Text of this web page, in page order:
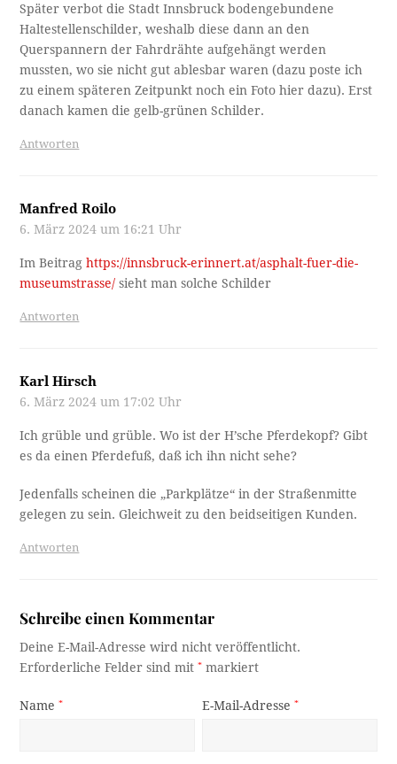
Später verbot die Stadt Innsbruck bodengebundene
Haltestellenschilder, weshalb diese dann an den
Querspannern der Fahrdrähte aufgehängt werden
mussten, wo sie nicht gut ablesbar waren (dazu poste ich
zu einem späteren Zeitpunkt noch ein Foto hier dazu). Erst
danach kamen die gelb-grünen Schilder.
Antworten
Manfred Roilo
6. März 2024 um 16:21 Uhr
Im Beitraghttps://innsbruck-erinnert.at/asphalt-fuer-die-
museumstrasse/ sieht man solche Schilder
Antworten
Karl Hirsch
6. März 2024 um 17:02 Uhr
Ich grüble und grüble. Wo ist der H’sche Pferdekopf? Gibt
es da einen Pferdefuß, daß ich ihn nicht sehe?
Jedenfalls scheinen die „Parkplätze“ in der Straßenmitte
gelegen zu sein. Gleichweit zu den beidseitigen Kunden.
Antworten
Schreibe einen Kommentar
Deine E-Mail-Adresse wird nicht veröffentlicht.
Erforderliche Felder sind mit* markiert
Name* E-Mail-Adresse*